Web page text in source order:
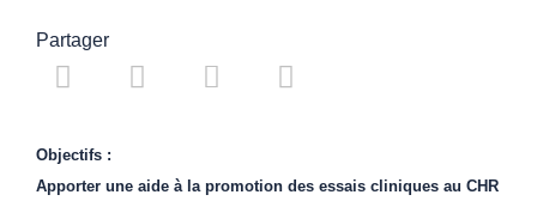
Partager
Objectifs :
Apporter une aide à la promotion des essais cliniques au CHR